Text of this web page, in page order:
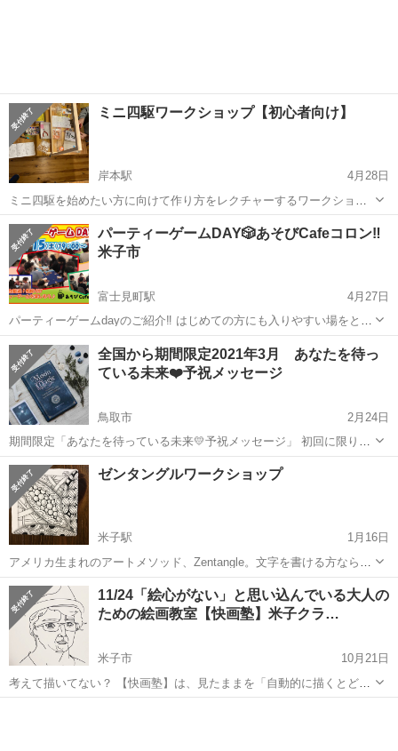
ミニ四駆ワークショップ【初心者向け】
岸本駅
4月28日
ミニ四駆を始めたい方に向けて作り方をレクチャーするワークショッ
プを開催します。 ５月４日（火）１３時〜１６時 開催場所 ゲストハ
ウス てま里（南部町天萬897） 駐車場 南部町役場天萬庁舎 参加
費 2,000円（ミニ四駆...
鳥取 西伯郡 ワークショップ ミニ四駆
パーティーゲームDAY🎲あそびCafeコロン‼️
米子市
富士見町駅
4月27日
パーティーゲームdayのご紹介‼️ はじめての方にも入りやすい場をとい
う事で、パーティーゲームdayを企画しました👍 19時スタート‼️ ボー
ドゲーム体験‼️ 1人参加でも友達との参加もオッケー👌 相席...
鳥取 米子市 富士見町駅 ワークショップ Cafe
全国から期間限定2021年3月 あなたを待っ
ている未来❤️予祝メッセージ
鳥取市
2月24日
期間限定「あなたを待っている未来💛予祝メッセージ」 初回に限り、
無料です。 ①お友達登録をお願いします。
鳥取 鳥取市 ワークショップ
ゼンタングルワークショップ
米子駅
1月16日
アメリカ生まれのアートメソッド、Zentangle。文字を書ける方ならど
なたでも美しい作品を創って頂けます。描く中で自然と集中、メディ
テーション効果が高いことから「描くヨガ」とも呼ばれます。山陰エ
リアにはまだ認定講師がいませ...
鳥取 米子市 米子駅 ワークショップ
11/24「絵心がない」と思い込んでいる大人の
ための絵画教室【快画塾】米子クラ…
米子市
10月21日
考えて描いてない？ 【快画塾】は、見たままを「自動的に描くとどう
なるか」「何が生まれるか」を様々なアプローチで“実験するワークシ